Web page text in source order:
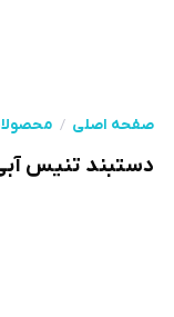
صفحه اصلی
دستبند تنیس